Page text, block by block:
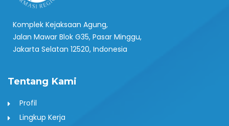
Komplek Kejaksaan Agung,
Jalan Mawar Blok G35, Pasar Minggu,
Jakarta Selatan 12520, Indonesia
Tentang Kami
Profil
Lingkup Kerja